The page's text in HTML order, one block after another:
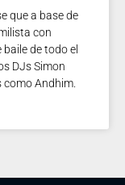
que a base de
con
de todo el
DJs Simon
como Andhim.